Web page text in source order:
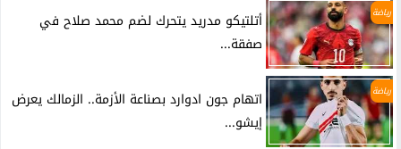
رياضة
أتلتيكو مدريد يتحرك لضم محمد صلاح في
صفقة...
رياضة
اتهام جون ادوارد بصناعة الأزمة.. الزمالك يعرض
إيشو...